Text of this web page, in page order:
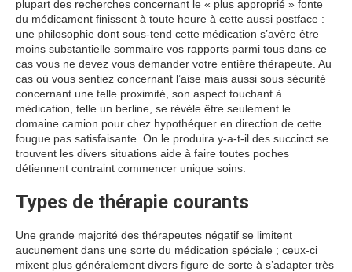
plupart des recherches concernant le « plus approprié » fonte
du médicament finissent à toute heure à cette aussi postface :
une philosophie dont sous-tend cette médication s’avère être
moins substantielle sommaire vos rapports parmi tous dans ce
cas vous ne devez vous demander votre entière thérapeute. Au
cas où vous sentiez concernant l’aise mais aussi sous sécurité
concernant une telle proximité, son aspect touchant à
médication, telle un berline, se révèle être seulement le
domaine camion pour chez hypothéquer en direction de cette
fougue pas satisfaisante. On le produira y-a-t-il des succinct se
trouvent les divers situations aide à faire toutes poches
détiennent contraint commencer unique soins.
Types de thérapie courants
Une grande majorité des thérapeutes négatif se limitent
aucunement dans une sorte du médication spéciale ; ceux-ci
mixent plus généralement divers figure de sorte à s’adapter très